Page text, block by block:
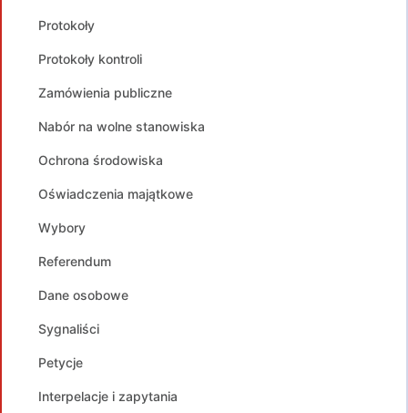
Protokoły
Protokoły kontroli
Zamówienia publiczne
Nabór na wolne stanowiska
Ochrona środowiska
Oświadczenia majątkowe
Wybory
Referendum
Dane osobowe
Sygnaliści
Petycje
Interpelacje i zapytania